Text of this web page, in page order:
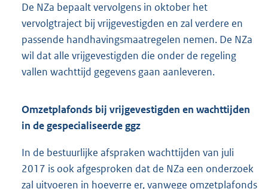
De NZa bepaalt vervolgens in oktober het
vervolgtraject bij vrijgevestigden en zal verdere en
passende handhavingsmaatregelen nemen. De NZa
wil dat alle vrijgevestigden die onder de regeling
vallen wachttijd gegevens gaan aanleveren.
Omzetplafonds bij vrijgevestigden en wachttijden
in de gespecialiseerde ggz
In de bestuurlijke afspraken wachttijden van juli
2017 is ook afgesproken dat de NZa een onderzoek
zal uitvoeren in hoeverre er, vanwege omzetplafonds